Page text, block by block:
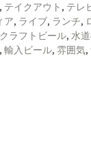
, テイクアウト , テレ
ア, ライブ, ランチ,
ラフトビール, 水
, 輸入ビール, 雰囲気,